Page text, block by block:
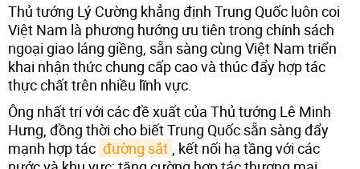
Thủ tướng Lý Cường khẳng định Trung Quốc luôn coi
Việt Nam là phương hướng ưu tiên trong chính sách
ngoại giao láng giềng, sẵn sàng cùng Việt Nam triển
khai nhận thức chung cấp cao và thúc đẩy hợp tác
thực chất trên nhiều lĩnh vực.
Ông nhất trí với các đề xuất của Thủ tướng Lê Minh
Hưng, đồng thời cho biết Trung Quốc sẵn sàng đẩy
mạnh hợp tác đường sắt , kết nối hạ tầng với các